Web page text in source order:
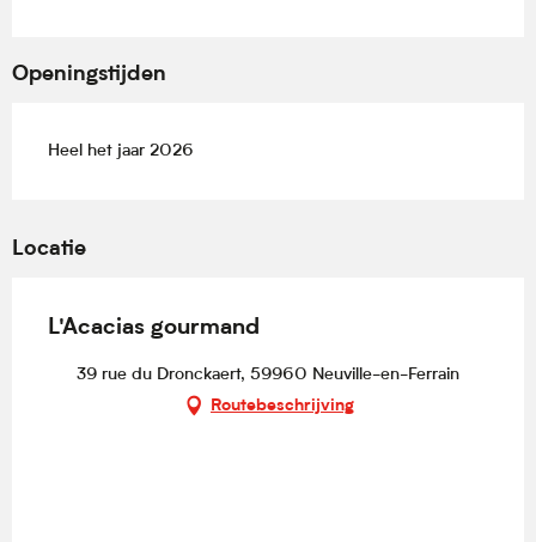
Openingstijden
Heel het jaar 2026
Locatie
L'Acacias gourmand
39 rue du Dronckaert, 59960 Neuville-en-Ferrain
Routebeschrijving